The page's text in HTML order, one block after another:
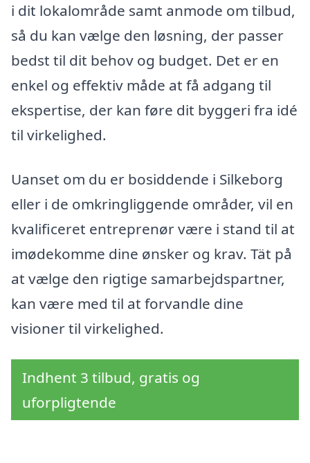
i dit lokalområde samt anmode om tilbud,
så du kan vælge den løsning, der passer
bedst til dit behov og budget. Det er en
enkel og effektiv måde at få adgang til
ekspertise, der kan føre dit byggeri fra idé
til virkelighed.
Uanset om du er bosiddende i Silkeborg
eller i de omkringliggende områder, vil en
kvalificeret entreprenør være i stand til at
imødekomme dine ønsker og krav. Tät på
at vælge den rigtige samarbejdspartner,
kan være med til at forvandle dine
visioner til virkelighed.
Indhent 3 tilbud, gratis og
uforpligtende